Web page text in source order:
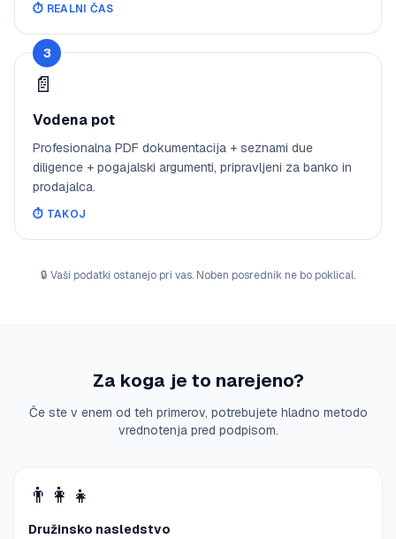
⏱️ REALNI ČAS
3
📄
Vodena pot
Profesionalna PDF dokumentacija + seznami due
diligence + pogajalski argumenti, pripravljeni za banko in
prodajalca.
⏱️ TAKOJ
🔒 Vaši podatki ostanejo pri vas. Noben posrednik ne bo poklical.
Za koga je to narejeno?
Če ste v enem od teh primerov, potrebujete hladno metodo
vrednotenja pred podpisom.
👨‍👩‍👧
Družinsko nasledstvo